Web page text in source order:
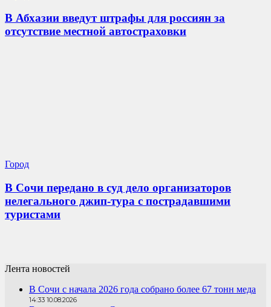
В Абхазии введут штрафы для россиян за
отсутствие местной автостраховки
Город
В Сочи передано в суд дело организаторов
нелегального джип-тура с пострадавшими
туристами
Лента новостей
В Сочи с начала 2026 года собрано более 67 тонн меда
14:33 10.08.2026